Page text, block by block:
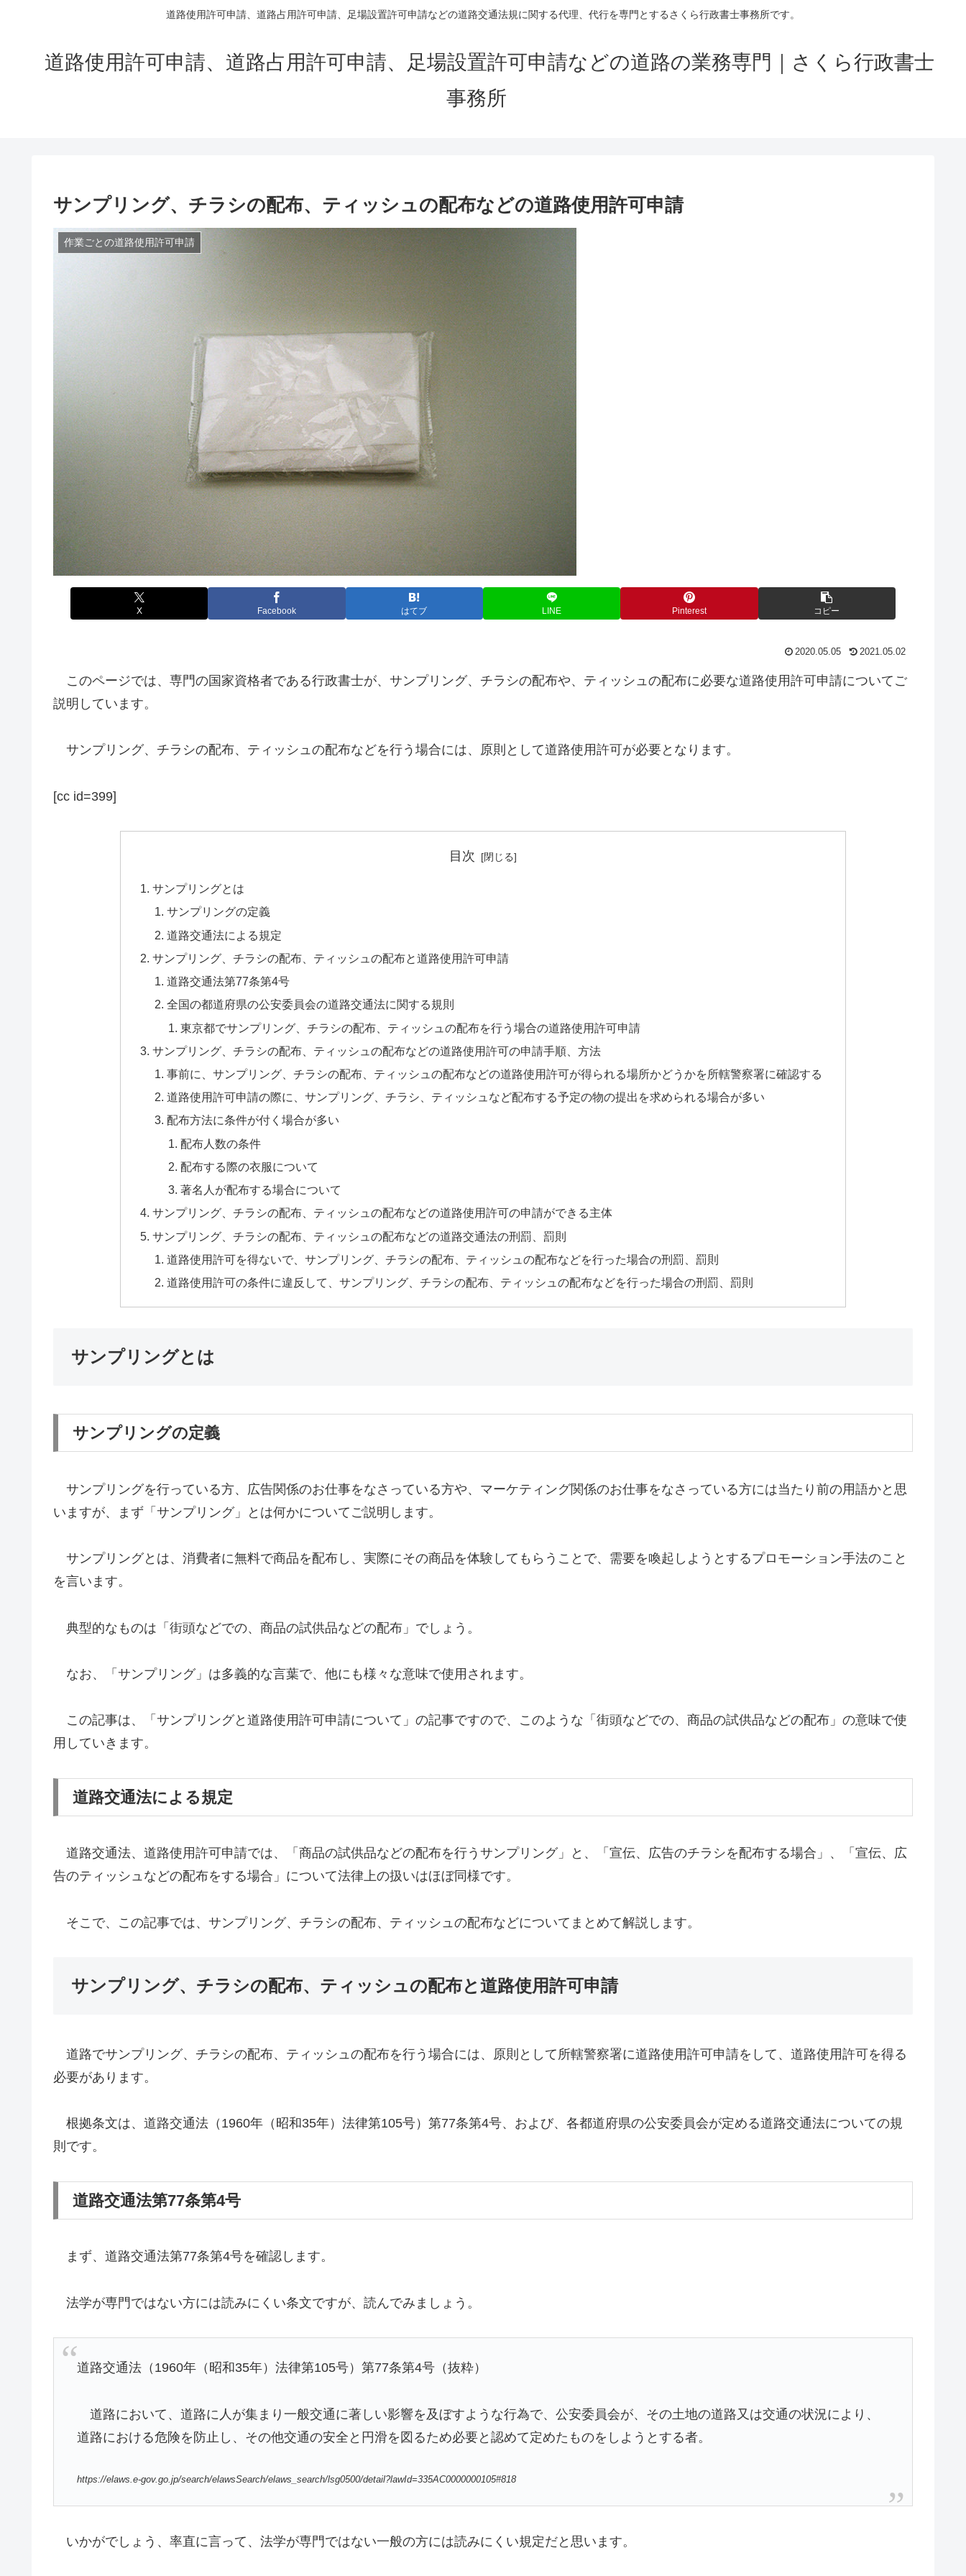
道路使用許可申請、道路占用許可申請、足場設置許可申請などの道路交通法規に関する代理、代行を専門とするさくら行政書士事務所です。
道路使用許可申請、道路占用許可申請、足場設置許可申請などの道路の業務専門｜さくら行政書士
事務所
サンプリング、チラシの配布、ティッシュの配布などの道路使用許可申請
作業ごとの道路使用許可申請
X Facebook はてブ LINE Pinterest コピー
2020.05.05 2021.05.02
このページでは、専門の国家資格者である行政書士が、サンプリング、チラシの配布や、ティッシュの配布に必要な道路使用許可申請についてご
説明しています。
サンプリング、チラシの配布、ティッシュの配布などを行う場合には、原則として道路使用許可が必要となります。
[cc id=399]
目次
サンプリングとは
サンプリングの定義
道路交通法による規定
サンプリング、チラシの配布、ティッシュの配布と道路使用許可申請
道路交通法第77条第4号
全国の都道府県の公安委員会の道路交通法に関する規則
東京都でサンプリング、チラシの配布、ティッシュの配布を行う場合の道路使用許可申請
サンプリング、チラシの配布、ティッシュの配布などの道路使用許可の申請手順、方法
事前に、サンプリング、チラシの配布、ティッシュの配布などの道路使用許可が得られる場所かどうかを所轄警察署に確認する
道路使用許可申請の際に、サンプリング、チラシ、ティッシュなど配布する予定の物の提出を求められる場合が多い
配布方法に条件が付く場合が多い
配布人数の条件
配布する際の衣服について
著名人が配布する場合について
サンプリング、チラシの配布、ティッシュの配布などの道路使用許可の申請ができる主体
サンプリング、チラシの配布、ティッシュの配布などの道路交通法の刑罰、罰則
道路使用許可を得ないで、サンプリング、チラシの配布、ティッシュの配布などを行った場合の刑罰、罰則
道路使用許可の条件に違反して、サンプリング、チラシの配布、ティッシュの配布などを行った場合の刑罰、罰則
サンプリングとは
サンプリングの定義
サンプリングを行っている方、広告関係のお仕事をなさっている方や、マーケティング関係のお仕事をなさっている方には当たり前の用語かと思
いますが、まず「サンプリング」とは何かについてご説明します。
サンプリングとは、消費者に無料で商品を配布し、実際にその商品を体験してもらうことで、需要を喚起しようとするプロモーション手法のこと
を言います。
典型的なものは「街頭などでの、商品の試供品などの配布」でしょう。
なお、「サンプリング」は多義的な言葉で、他にも様々な意味で使用されます。
この記事は、「サンプリングと道路使用許可申請について」の記事ですので、このような「街頭などでの、商品の試供品などの配布」の意味で使
用していきます。
道路交通法による規定
道路交通法、道路使用許可申請では、「商品の試供品などの配布を行うサンプリング」と、「宣伝、広告のチラシを配布する場合」、「宣伝、広
告のティッシュなどの配布をする場合」について法律上の扱いはほぼ同様です。
そこで、この記事では、サンプリング、チラシの配布、ティッシュの配布などについてまとめて解説します。
サンプリング、チラシの配布、ティッシュの配布と道路使用許可申請
道路でサンプリング、チラシの配布、ティッシュの配布を行う場合には、原則として所轄警察署に道路使用許可申請をして、道路使用許可を得る
必要があります。
根拠条文は、道路交通法（1960年（昭和35年）法律第105号）第77条第4号、および、各都道府県の公安委員会が定める道路交通法についての規
則です。
道路交通法第77条第4号
まず、道路交通法第77条第4号を確認します。
法学が専門ではない方には読みにくい条文ですが、読んでみましょう。
道路交通法（1960年（昭和35年）法律第105号）第77条第4号（抜粋）
道路において、道路に人が集まり一般交通に著しい影響を及ぼすような行為で、公安委員会が、その土地の道路又は交通の状況により、
道路における危険を防止し、その他交通の安全と円滑を図るため必要と認めて定めたものをしようとする者。
https://elaws.e-gov.go.jp/search/elawsSearch/elaws_search/lsg0500/detail?lawId=335AC0000000105#818
いかがでしょう、率直に言って、法学が専門ではない一般の方には読みにくい規定だと思います。